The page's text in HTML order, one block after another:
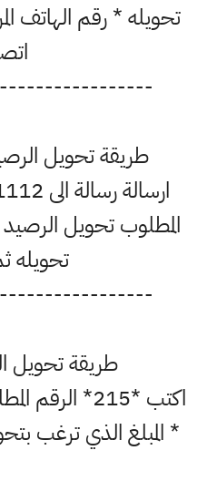
تحويله * رقم الهاتف
طريقة تحويل
المطلوب تحويل الرصيد
تحويله
طريقة تحويل
اكتب *215*
* المبلغ الذي ترغب